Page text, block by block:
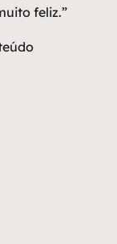
feliz.”